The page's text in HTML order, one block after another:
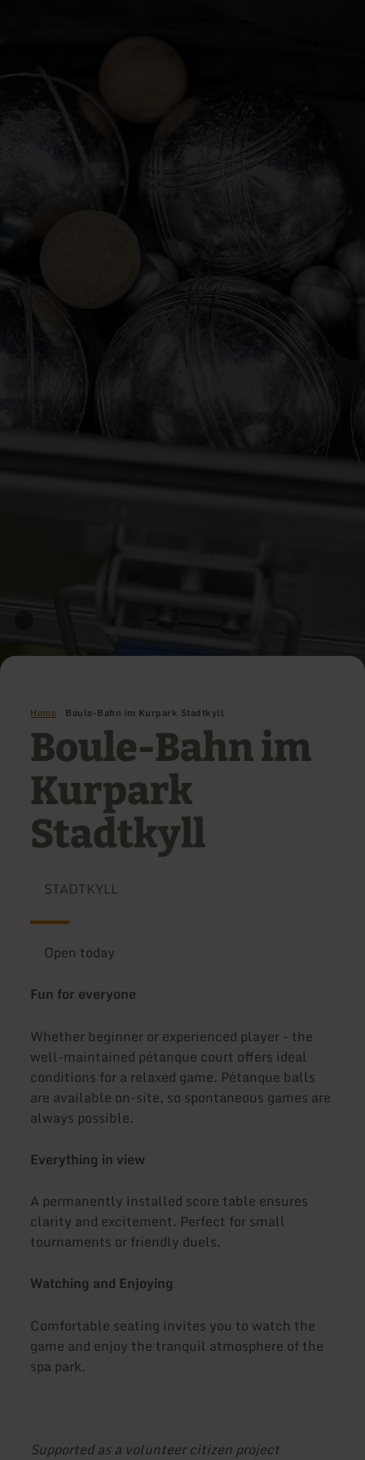
Home Boule-Bahn im Kurpark Stadtkyll
Boule-Bahn im
Kurpark
Stadtkyll
STADTKYLL
Open today
Fun for everyone
Whether beginner or experienced player - the
well-maintained pétanque court offers ideal
conditions for a relaxed game. Pétanque balls
are available on-site, so spontaneous games are
always possible.
Everything in view
A permanently installed score table ensures
clarity and excitement. Perfect for small
tournaments or friendly duels.
Watching and Enjoying
Comfortable seating invites you to watch the
game and enjoy the tranquil atmosphere of the
spa park.
Supported as a volunteer citizen project